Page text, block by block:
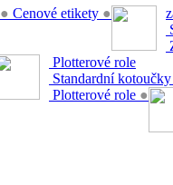
● Cenové etikety ●
Plotterové role
Standardní kotoučky
Plotterové role ●